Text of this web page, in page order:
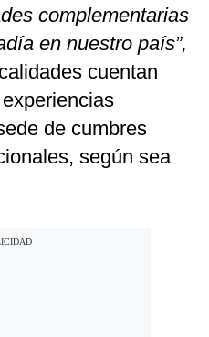
complementarias
en nuestro país”,
cuentan
de cumbres
según sea